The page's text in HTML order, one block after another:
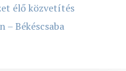
élő közvetítés
– Békéscsaba